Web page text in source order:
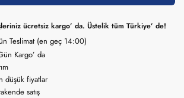
ücretsiz kargo’ da. Üstelik tüm Türkiye’ de!
Teslimat (en geç 14:00)
Kargo’ da
düşük fiyatlar
satış